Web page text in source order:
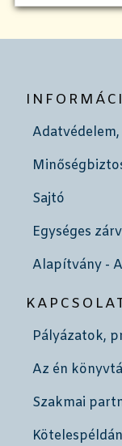
Sajtó
Egységes
Alapítvány -
Pályázatok,
Az én
Szakmai